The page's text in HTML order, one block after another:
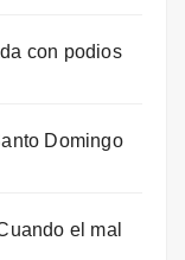
con podios
Domingo
el mal